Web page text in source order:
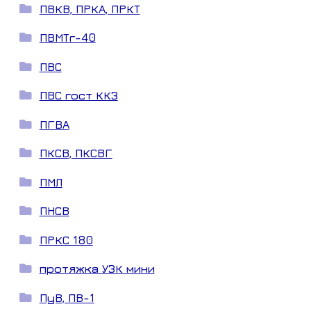
ПВКВ, ПРКА, ПРКТ
ПВМТг-40
ПВС
ПВС гост ККЗ
ПГВА
ПКСВ, ПКСВГ
ПМЛ
ПНСВ
ПРКС 180
протяжка УЗК мини
ПуВ, ПВ-1